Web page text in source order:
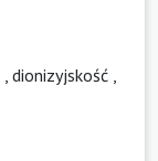
dionizyjskość